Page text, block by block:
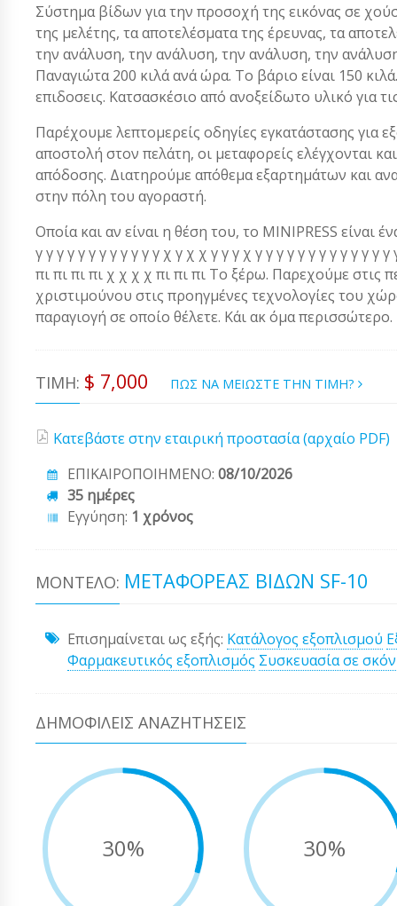
Σύστημα βίδων για την προσοχή της εικόνας σε
της μελέτης, τα αποτελέσματα της έρευνας, τα
την ανάλυση, την ανάλυση, την ανάλυση, την
Παναγιώτα 200 κιλά ανά ώρα. Το βάριο είναι 150
επιδοσεις. Κατσασκέσιο από ανοξείδωτο υλικό για
Παρέχουμε λεπτομερείς οδηγίες εγκατάστασης για
αποστολή στον πελάτη, οι μεταφορείς ελέγχονται
απόδοσης. Διατηρούμε απόθεμα εξαρτημάτων και
στην πόλη του αγοραστή.
Οποία και αν είναι η θέση του, το MINIPRESS είναι
γ γ γ γ γ γ γ γ γ γ γ γ χ γ χ χ γ γ γ χ γ γ γ γ γ γ γ γ γ γ
πι πι πι πι χ χ χ χ πι πι πι Το ξέρω. Παρεχούμε στις
χριστιμούνου στις προηγμένες τεχνολογίες του
παραγιογή σε οποίο θέλετε. Κάι ακ όμα περισσώτερο.
ΤΙΜΉ: $ 7,000 ΠΩΣ ΝΑ ΜΕΙΩΣΤΕ ΤΗΝ ΤΙΜΗ?
Κατεβάστε στην εταιρική προστασία (αρχαίο PDF)
ΕΠΙΚΑΙΡΟΠΟΙΗΜΕΝΟ: 08/10/2026
35 ημέρες
Εγγύηση: 1 χρόνος
ΜΟΝΤΈΛΟ: ΜΕΤΑΦΟΡΈΑΣ ΒΙΔΏΝ SF-10
Επισημαίνεται ως εξής: Κατάλογος εξοπλισμού
Φαρμακευτικός εξοπλισμός Συσκευασία σε
ΔΗΜΟΦΙΛΕΊΣ ΑΝΑΖΗΤΉΣΕΙΣ
30% 30%